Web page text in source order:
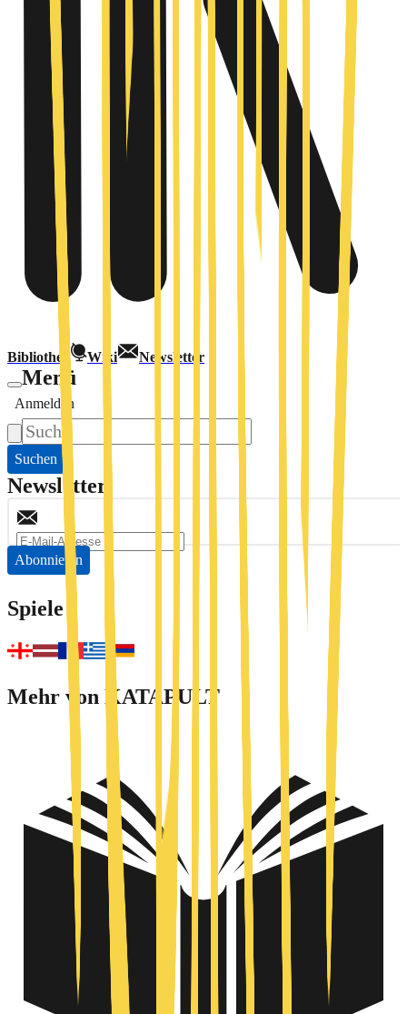
Bibliothek Wiki Newsletter
Menü
Anmelden
Suchen
Newsletter
Abonnieren
Spiele
Mehr von KATAPULT